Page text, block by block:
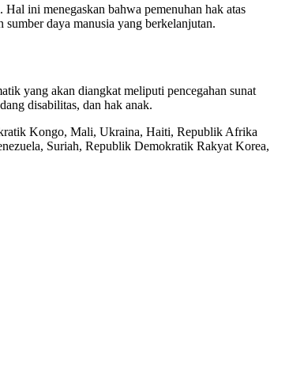
ini menegaskan bahwa pemenuhan hak atas
daya manusia yang berkelanjutan.
yang akan diangkat meliputi pencegahan sunat
disabilitas, dan hak anak.
Kongo, Mali, Ukraina, Haiti, Republik Afrika
Suriah, Republik Demokratik Rakyat Korea,